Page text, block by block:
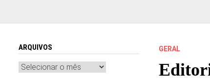
GERAL
ARQUIVOS
Arquivos